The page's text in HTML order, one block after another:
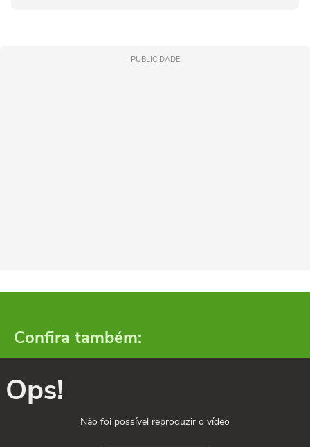
PUBLICIDADE
Confira também:
Ops!
Não foi possível reproduzir o vídeo